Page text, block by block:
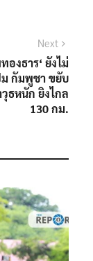
Next
องธาร‘ ยังไม่
กัมพูชา ขยับ
ธหนัก ยิงไกล
130 กม.